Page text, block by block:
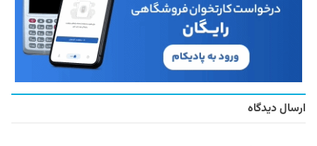
ارسال دیدگاه